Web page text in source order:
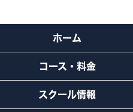
ホーム
コース・料金
スクール情報